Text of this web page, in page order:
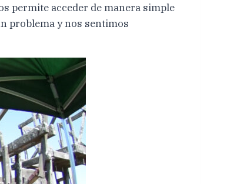
permite acceder de manera simple
problema y nos sentimos